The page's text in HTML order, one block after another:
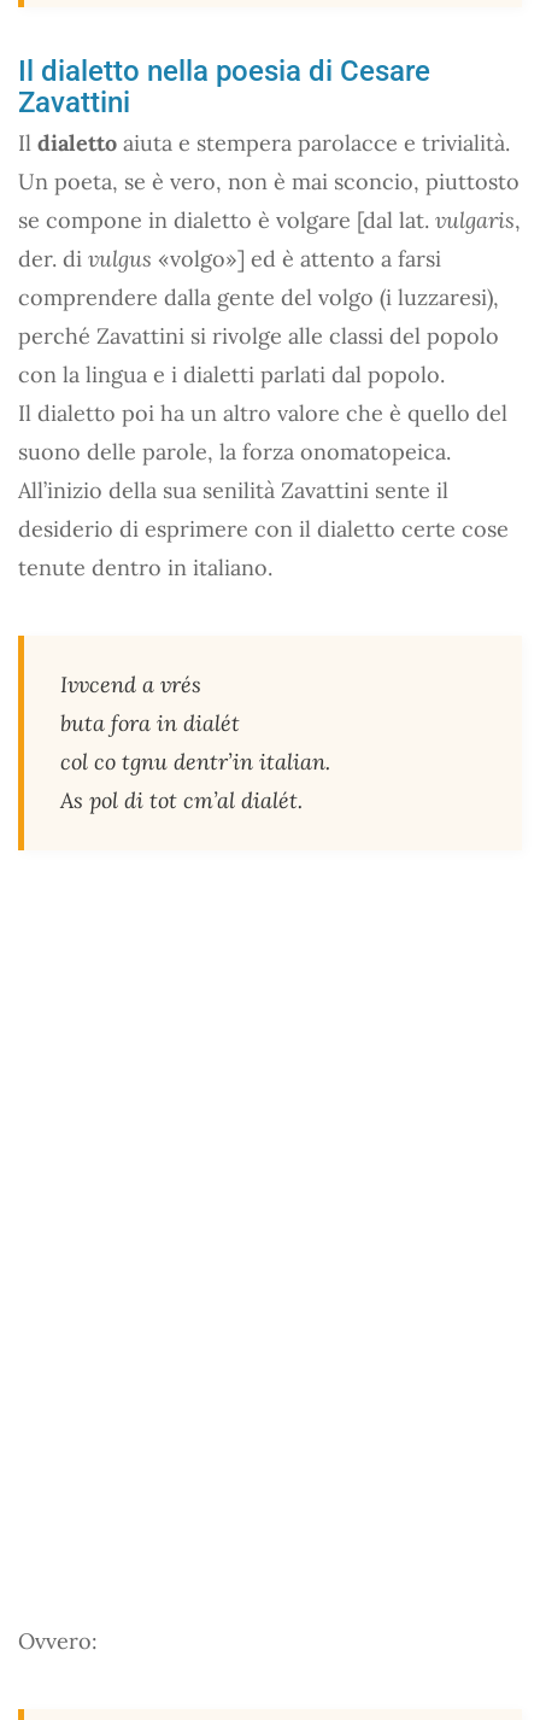
Il dialetto nella poesia di Cesare
Zavattini
Il dialetto aiuta e stempera parolacce e trivialità.
Un poeta, se è vero, non è mai sconcio, piuttosto
se compone in dialetto è volgare [dal lat. vulgaris,
der. di vulgus «volgo»] ed è attento a farsi
comprendere dalla gente del volgo (i luzzaresi),
perché Zavattini si rivolge alle classi del popolo
con la lingua e i dialetti parlati dal popolo.
Il dialetto poi ha un altro valore che è quello del
suono delle parole, la forza onomatopeica.
All’inizio della sua senilità Zavattini sente il
desiderio di esprimere con il dialetto certe cose
tenute dentro in italiano.
Ivvcend a vrés
buta fora in dialét
col co tgnu dentr’in italian.
As pol di tot cm’al dialét.
Ovvero: